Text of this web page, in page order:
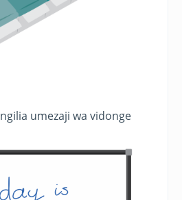
umezaji wa vidonge